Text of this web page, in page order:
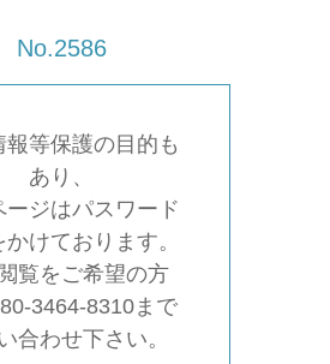
No.2586
報等保護の目的も
あり、
ージはパスワード
けております。
覧をご希望の方
3464-8310まで
合わせ下さい。